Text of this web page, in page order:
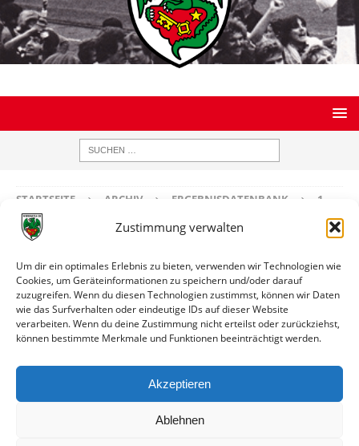
Zustimmung verwalten
Um dir ein optimales Erlebnis zu bieten, verwenden wir Technologien wie
Cookies, um Geräteinformationen zu speichern und/oder darauf
zuzugreifen. Wenn du diesen Technologien zustimmst, können wir Daten
wie das Surfverhalten oder eindeutige IDs auf dieser Website
verarbeiten. Wenn du deine Zustimmung nicht erteilst oder zurückziehst,
können bestimmte Merkmale und Funktionen beeinträchtigt werden.
Akzeptieren
Ablehnen
STARTSEITE ARCHIV ERGEBNISDATENBANK
1.
MANNSCHAFT
Sortiert nach Gegner
A B C D E F G H I J K L M N O P
Q R S T U V W X Y Z
Gegner
Link